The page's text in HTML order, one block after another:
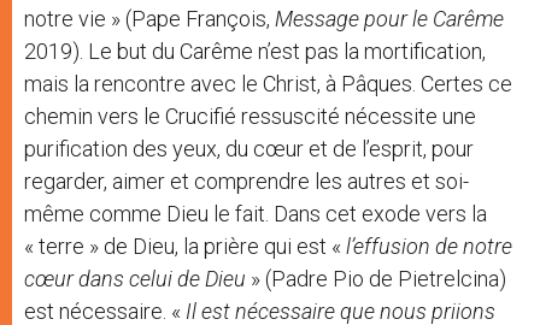
notre vie » (Pape François, Message pour le Carême
2019). Le but du Carême n’est pas la mortification,
mais la rencontre avec le Christ, à Pâques. Certes ce
chemin vers le Crucifié ressuscité nécessite une
purification des yeux, du cœur et de l’esprit, pour
regarder, aimer et comprendre les autres et soi-
même comme Dieu le fait. Dans cet exode vers la
« terre » de Dieu, la prière qui est « l’effusion de notre
cœur dans celui de Dieu » (Padre Pio de Pietrelcina)
est nécessaire. « Il est nécessaire que nous priions